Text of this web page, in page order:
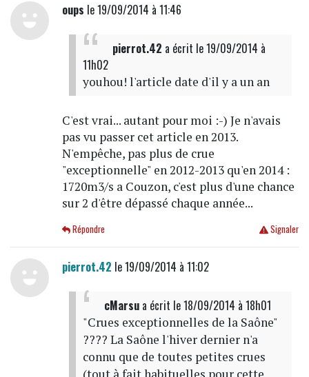
oups le 19/09/2014 à 11:46
pierrot.42 a écrit le 19/09/2014 à
11h02
youhou! l'article date d'il y a un an
C'est vrai... autant pour moi :-) Je n'avais
pas vu passer cet article en 2013.
N'empêche, pas plus de crue
"exceptionnelle" en 2012-2013 qu'en 2014 :
1720m3/s a Couzon, c'est plus d'une chance
sur 2 d'être dépassé chaque année...
Signaler
Répondre
pierrot.42 le 19/09/2014 à 11:02
cMarsua écrit le 18/09/2014 à 18h01
"Crues exceptionnelles de la Saône"
???? La Saône l'hiver dernier n'a
connu que de toutes petites crues